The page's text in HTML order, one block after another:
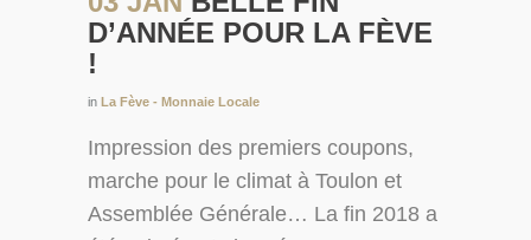
D’ANNÉE POUR LA FÈVE
!
in La Fève - Monnaie Locale
Impression des premiers coupons,
marche pour le climat à Toulon et
Assemblée Générale… La fin 2018 a